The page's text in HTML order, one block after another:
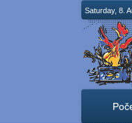
Saturday, 8.